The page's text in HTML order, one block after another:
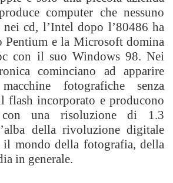
computer che nessuno
nei cd, l’Intel dopo l’80486 ha
e la Microsoft domina
con il suo Windows 98. Nei
cominciano ad apparire
fotografiche senza
flash incorporato e producono
una risoluzione di 1.3
della rivoluzione digitale
il mondo della fotografia, della
in generale.